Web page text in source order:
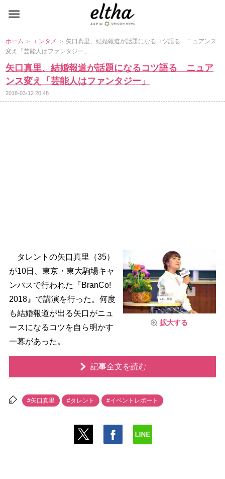
ホーム ＞ エンタメ ＞ 矢口真里、結婚報道が話題になるコツ語る ニュアンス
変え「芸能人はファンタジー」
矢口真里、結婚報道が話題になるコツ語る ニュア
ンス変え「芸能人はファンタジー」
2018-03-12 20:48
拡大する
タレントの矢口真里（35）
が10日、東京・東大駒場キャ
ンパスで行われた『BranCo!
2018』で講演を行った。何度
も結婚報道が出る矢口がニュ
ースになるコツを自ら明かす
一幕があった。
記事全文を読む
#矢口真里 #タレント #イベントレポート